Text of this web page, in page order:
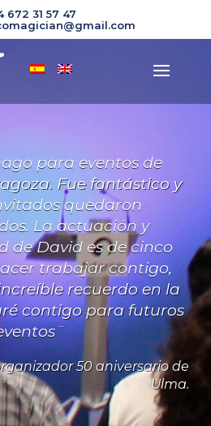
672 31 57 47
para eventos de
Fue fantástico y
quedaron
La actuación y
de David es de cinco
trabajar contigo,
recuerdo en la
contigo para futuros
50 aniversario de
Ulma.